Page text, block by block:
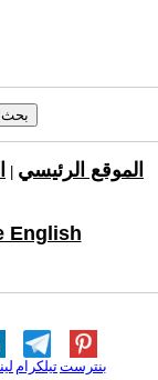
الموقع الرئيسي
English
تيلكرامبنترست